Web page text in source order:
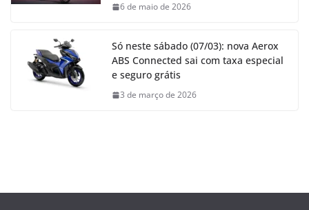
6 de maio de 2026
Só neste sábado (07/03): nova Aerox
ABS Connected sai com taxa especial
e seguro grátis
3 de março de 2026